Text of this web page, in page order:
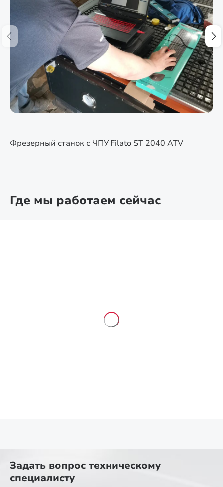
Фрезерный станок с ЧПУ Filato ST 2040 ATV
Где мы работаем сейчас
Задать вопрос техническому
специалисту